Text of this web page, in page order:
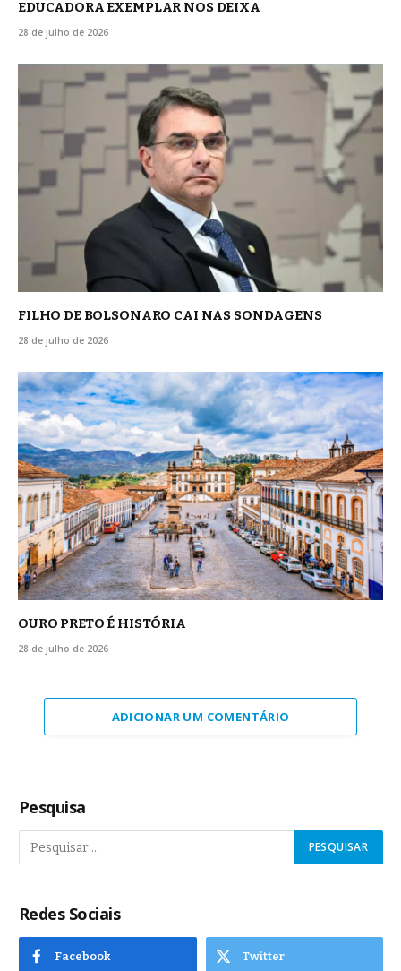
EDUCADORA EXEMPLAR NOS DEIXA
28 de julho de 2026
FILHO DE BOLSONARO CAI NAS SONDAGENS
28 de julho de 2026
OURO PRETO É HISTÓRIA
28 de julho de 2026
ADICIONAR UM COMENTÁRIO
Pesquisa
Redes Sociais
Facebook Twitter